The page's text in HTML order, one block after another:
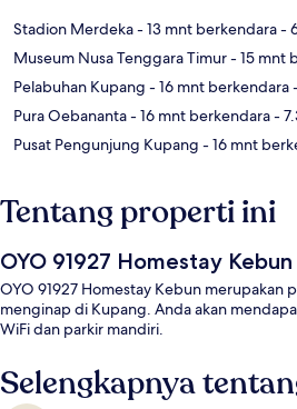
Stadion Merdeka- 13 mnt berkendara-
Museum Nusa Tenggara Timur- 15 mnt
Pelabuhan Kupang - 16 mnt berkendara
Pura Oebananta- 16 mnt berkendara-
Pusat Pengunjung Kupang - 16 mnt
Tentang properti ini
OYO 91927 Homestay Kebun
OYO 91927 Homestay Kebun merupakan
menginap di Kupang. Anda akan
WiFi dan parkir mandiri.
Selengkapnya